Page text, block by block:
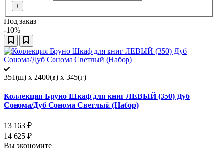
+
Под заказ
-10%
351(ш) x 2400(в) x 345(г)
Коллекция Бруно Шкаф для книг ЛЕВЫЙ (350) Дуб
Сонома/Дуб Сонома Светлый (Набор)
13 163 ₽
14 625 ₽
Вы экономите